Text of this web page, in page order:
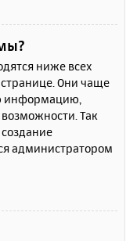
ниже всех
Они чаще
информацию,
Так
администратором